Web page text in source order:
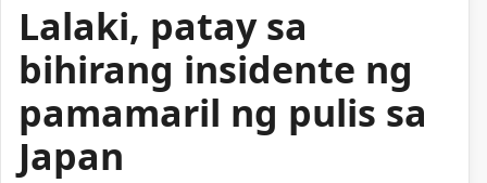
Lalaki, patay sa
bihirang insidente ng
pamamaril ng pulis sa
Japan